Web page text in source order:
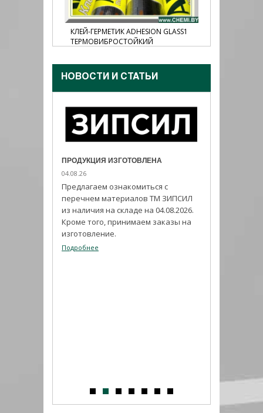
КЛЕЙ-ГЕРМЕТИК ADHESION GLASS1
ТЕРМОВИБРОСТОЙКИЙ
НОВОСТИ И CТАТЬИ
ПРОДУКЦИЯ ИЗГОТОВЛЕНА
04.08.26
Предлагаем ознакомиться с
перечнем материалов ТМ ЗИПСИЛ
из наличия на складе на 04.08.2026.
Кроме того, принимаем заказы на
изготовление.
Подробнее